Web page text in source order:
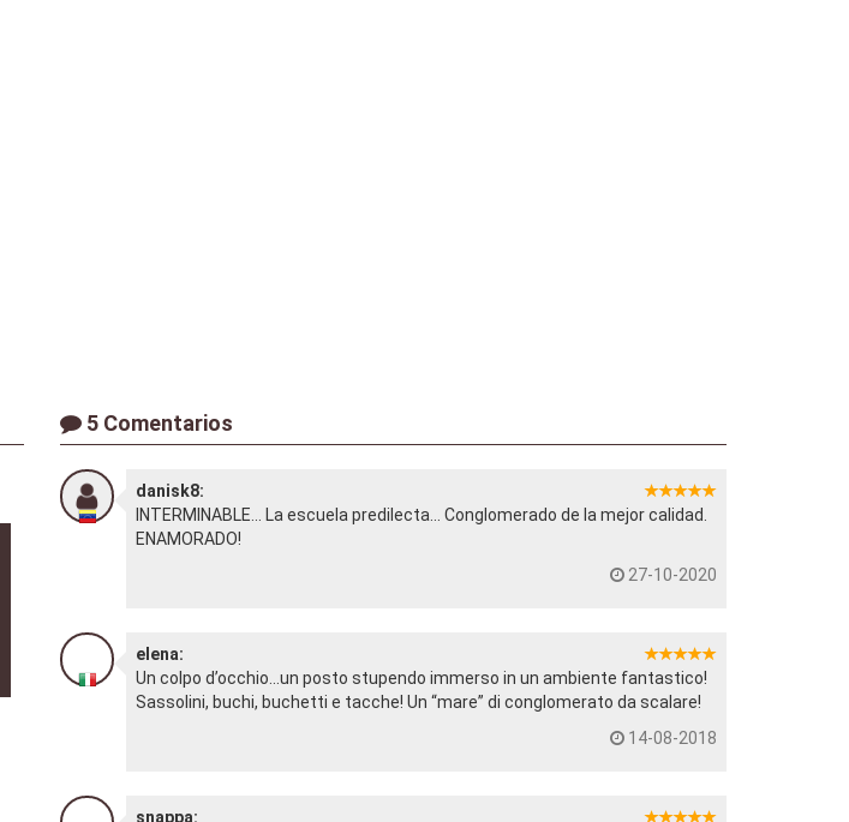
5 Comentarios
danisk8:
INTERMINABLE... La escuela predilecta... Conglomerado de la mejor calidad.
ENAMORADO!
27-10-2020
elena:
Un colpo d’occhio...un posto stupendo immerso in un ambiente fantastico!
Sassolini, buchi, buchetti e tacche! Un “mare” di conglomerato da scalare!
14-08-2018
snappa: